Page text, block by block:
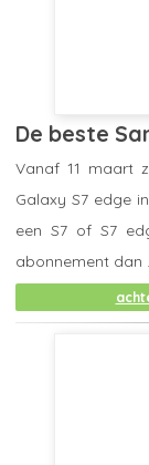
De beste
Vanaf 11 maart
Galaxy S7 edge
een S7 of S7
abonnement dan ...